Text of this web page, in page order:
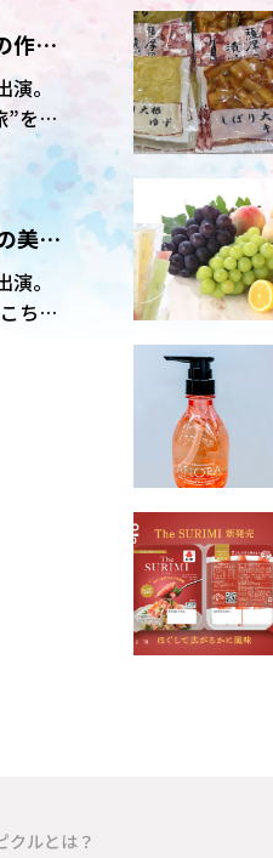
「え
ね」
商
り、
作業
。
”を繰
こち
コ
細麺
。
の
美味
。
ち
笑
クルとは？